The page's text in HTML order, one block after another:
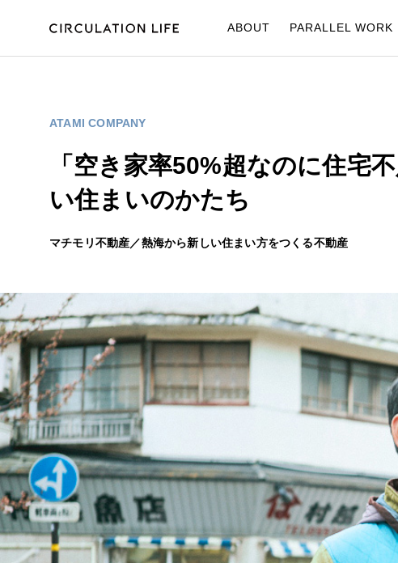
ABOUT PARALLEL WORK
ATAMI COMPANY
「空き家率50%超なのに住宅
い住まいのかたち
マチモリ不動産／熱海から新しい住まい方をつくる不動産